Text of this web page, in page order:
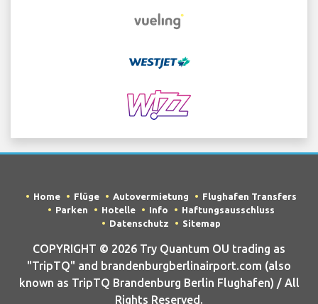
Home Flüge Autovermietung
Flughafen Transfers
Parken
Hotelle Info
Haftungsausschluss
Datenschutz
Sitemap
COPYRIGHT © 2026 Try Quantum OU trading as
"TripTQ" and brandenburgberlinairport.com (also
known as TripTQ Brandenburg Berlin Flughafen) / All
Rights Reserved.